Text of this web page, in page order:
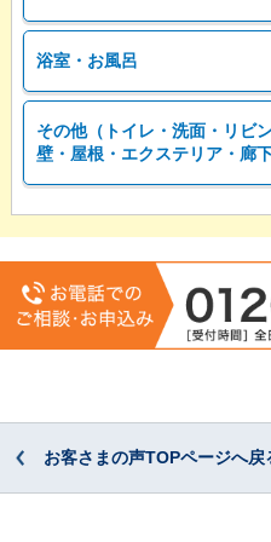
浴室・お風呂
その他（トイレ・洗面・リビ
壁・屋根・エクステリア・廊下
お客さまの声TOPページへ戻